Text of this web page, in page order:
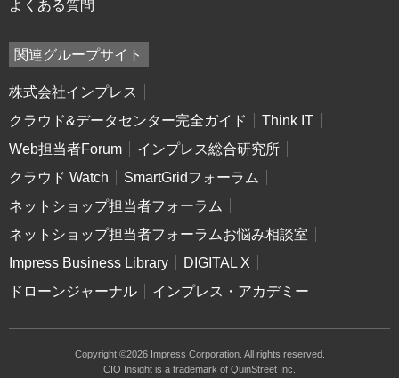
よくある質問
関連グループサイト
株式会社インプレス
クラウド&データセンター完全ガイド
Think IT
Web担当者Forum
インプレス総合研究所
クラウド Watch
SmartGridフォーラム
ネットショップ担当者フォーラム
ネットショップ担当者フォーラムお悩み相談室
Impress Business Library
DIGITAL X
ドローンジャーナル
インプレス・アカデミー
Copyright ©2026 Impress Corporation. All rights reserved.
CIO Insight is a trademark of QuinStreet Inc.